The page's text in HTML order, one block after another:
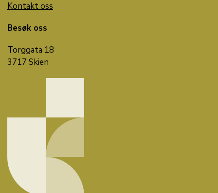
Kontakt oss
Besøk oss
Torggata 18
3717 Skien